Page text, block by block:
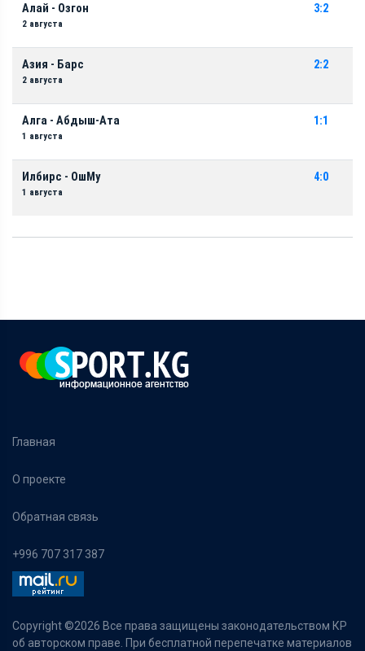
Алай - Озгон
2 августа
3:2
Азия - Барс
2 августа
2:2
Алга - Абдыш-Ата
1 августа
1:1
Илбирс - ОшМу
1 августа
4:0
Главная
О проекте
Обратная связь
+996 707 317 387
Copyright ©2026 Все права защищены законодательством КР
об авторском праве. При бесплатной перепечатке материалов